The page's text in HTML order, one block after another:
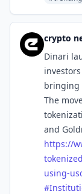
Dinari
bringing
The
and
https://
using-
#